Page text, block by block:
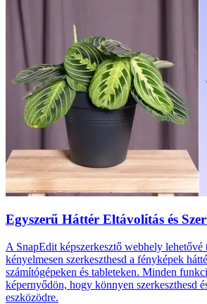
Egyszerű Háttér Eltávolítás és
A SnapEdit képszerkesztő webhely lehetővé
kényelmesen szerkeszthesd a fényképek
számítógépeken és tableteken. Minden
képernyődön, hogy könnyen szerkeszthesd
eszközödre.